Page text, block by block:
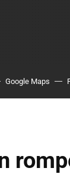
Google Maps